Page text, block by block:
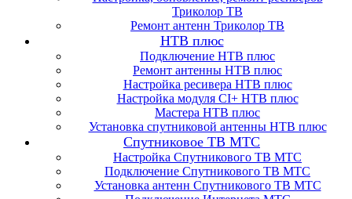
Триколор ТВ
Ремонт антенн Триколор ТВ
НТВ плюс
Подключение НТВ плюс
Ремонт антенны НТВ плюс
Настройка ресивера НТВ плюс
Настройка модуля CI+ НТВ плюс
Мастера НТВ плюс
Установка спутниковой антенны НТВ плюс
Спутниковое ТВ МТС
Настройка Спутникового ТВ МТС
Подключение Спутникового ТВ МТС
Установка антенн Спутникового ТВ МТС